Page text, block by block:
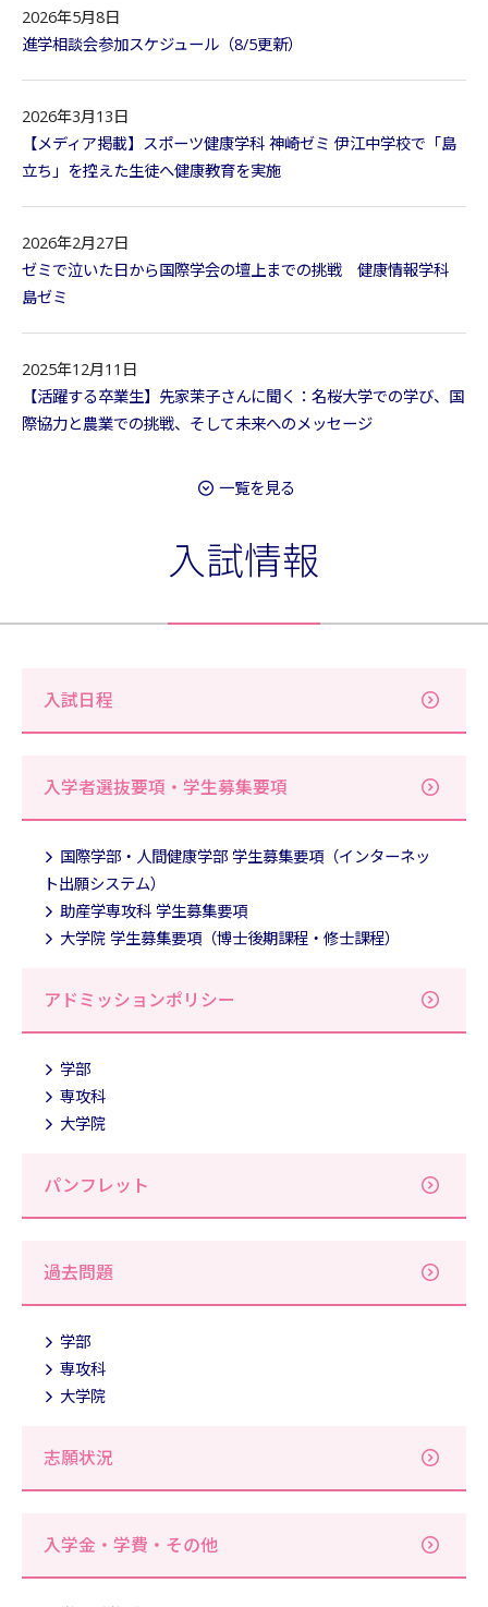
2026年5月8日
進学相談会参加スケジュール（8/5更新）
2026年3月13日
【メディア掲載】スポーツ健康学科 神崎ゼミ 伊江中学校で「島
立ち」を控えた生徒へ健康教育を実施
2026年2月27日
ゼミで泣いた日から国際学会の壇上までの挑戦 健康情報学科
島ゼミ
2025年12月11日
【活躍する卒業生】先家茉子さんに聞く：名桜大学での学び、国
際協力と農業での挑戦、そして未来へのメッセージ
一覧を見る
入試情報
入試日程
入学者選抜要項・学生募集要項
国際学部・人間健康学部 学生募集要項（インターネッ
ト出願システム）
助産学専攻科 学生募集要項
大学院 学生募集要項（博士後期課程・修士課程）
アドミッションポリシー
学部
専攻科
大学院
パンフレット
過去問題
学部
専攻科
大学院
志願状況
入学金・学費・その他